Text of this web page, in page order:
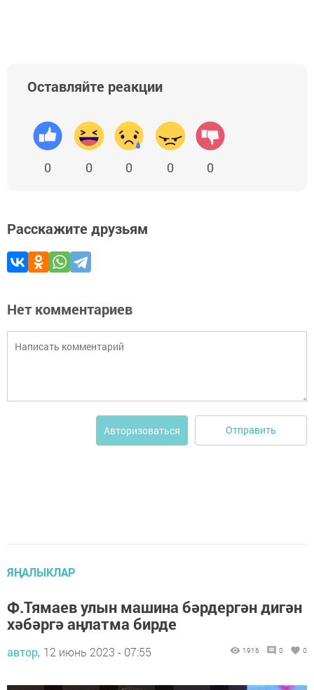
Оставляйте реакции
0 0 0 0 0
Расскажите друзьям
Нет комментариев
Авторизоваться Отправить
ЯҢАЛЫКЛАР
Ф.Тямаев улын машина бәрдергән дигән
хәбәргә аңлатма бирде
автор, 12 июнь 2023 - 07:55 1916 0 0